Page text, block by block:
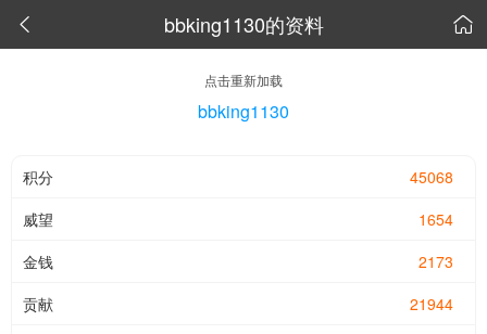
 bbking1130的资料 
点击重新加载
bbking1130
45068
积分
1654
威望
2173
金钱
21944
贡献